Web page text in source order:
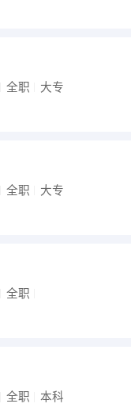
全职 大专
全职 大专
全职
全职 本科